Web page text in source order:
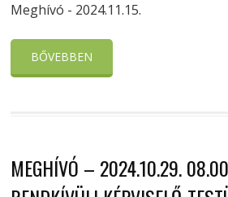
Meghívó - 2024.11.15.
BŐVEBBEN
MEGHÍVÓ – 2024.10.29.